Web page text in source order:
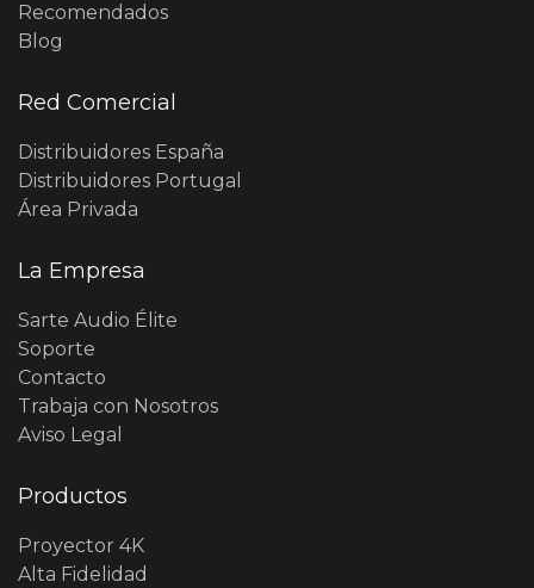
Recomendados
Blog
Red Comercial
Distribuidores España
Distribuidores Portugal
Área Privada
La Empresa
Sarte Audio Élite
Soporte
Contacto
Trabaja con Nosotros
Aviso Legal
Productos
Proyector 4K
Alta Fidelidad